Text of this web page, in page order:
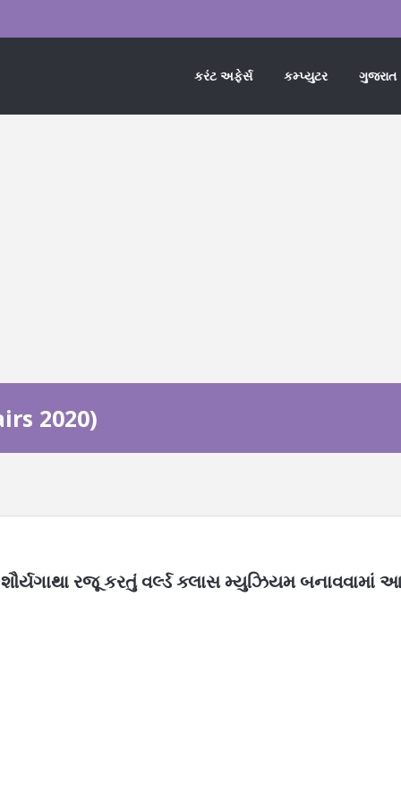
કરંટ અફેર્સ કમ્પ્યુટર ગુજરાત
2020)
રજૂ કરતું વર્લ્ડ ક્લાસ મ્યુઝિયમ બનાવવામાં